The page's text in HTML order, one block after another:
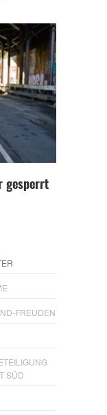
gesperrt
FREUDEN
SÜD